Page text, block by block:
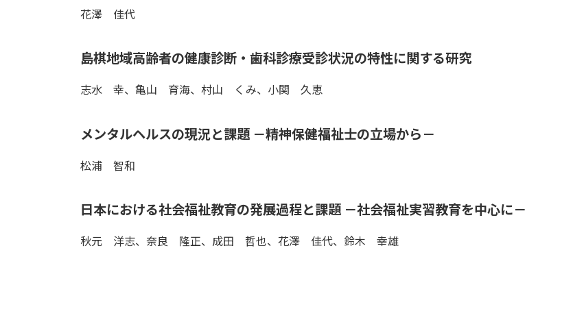
花澤 佳代
島棋地域高齢者の健康診断・歯科診療受診状況の特性に関する研究
志水 幸、亀山 育海、村山 くみ、小関 久恵
メンタルヘルスの現況と課題 －精神保健福祉士の立場から－
松浦 智和
日本における社会福祉教育の発展過程と課題 －社会福祉実習教育を中心に－
秋元 洋志、奈良 隆正、成田 哲也、花澤 佳代、鈴木 幸雄